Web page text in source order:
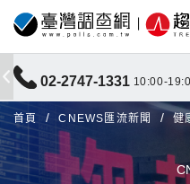
02-2747-1331 10:00-
首頁 CNEWS匯流新聞 健